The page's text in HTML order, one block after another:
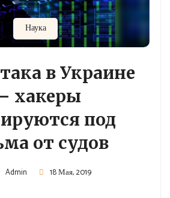
Наука
в Украине
хакеры
под
от судов
Admin 18 Мая, 2019